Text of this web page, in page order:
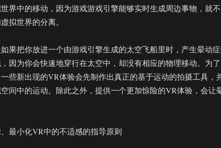
界中的移动，因为游戏游戏引擎能够实时生成周边事物，就
拟世界的分离。
果把你放进一个由游戏引擎生成的太空飞船里时，产生晕动
因为你会快速地穿行在太空中，却没有相应的物理移动。为
些新出现的VR体验会先制作出真正的基于运动的拍摄工具，
间中的运动。除此之外，提供一个更加惊险的VR体验，会让
、最小化VR中的不适感的指导原则